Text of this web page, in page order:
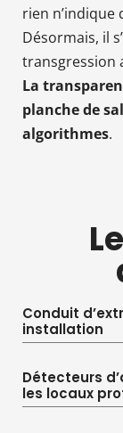
rien n’indique
Désormais, il
transgression
La
planche de
algorithmes.
Conduit
installation
Détecteurs
les locaux